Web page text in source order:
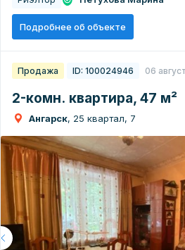
Подробнее об объекте
Продажа ID: 100024946 06
2-комн. квартира, 47 м²
Ангарск, 25 квартал, 7